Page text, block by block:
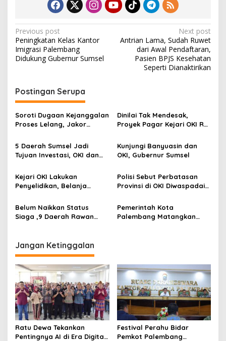
P
o
s
n
a
v
g
a
t
i
o
n
Previous post
Peningkatan Kelas Kantor
Imigrasi Palembang
Didukung Gubernur Sumsel
Next post
Antrian Lama, Sudah Ruwet
dari Awal Pendaftaran,
Pasien BPJS Kesehatan
Seperti Dianaktirikan
Postingan Serupa
Soroti Dugaan Kejanggalan
Proses Lelang, Jakor
Batalkan Tender
Pembangunan Gedung
Cathlab RSUD Kayuagung
Dinilai Tak Mendesak,
Proyek Pagar Kejari OKI Rp
5 Daerah Sumsel Jadi
Tujuan Investasi, OKI dan
Kunjungi Banyuasin dan
OKI, Gubernur Sumsel
Kejari OKI Lakukan
Penyelidikan, Belanja
RSUD Kayuagung
Polisi Sebut Perbatasan
Provinsi di OKI Diwaspadai
Senpira
Belum Naikkan Status
Siaga ,9 Daerah Rawan
Pemerintah Kota
Palembang Matangkan
Jangan Ketinggalan
Ratu Dewa Tekankan
Pentingnya AI di Era Digital,
Festival Perahu Bidar
Pemkot Palembang